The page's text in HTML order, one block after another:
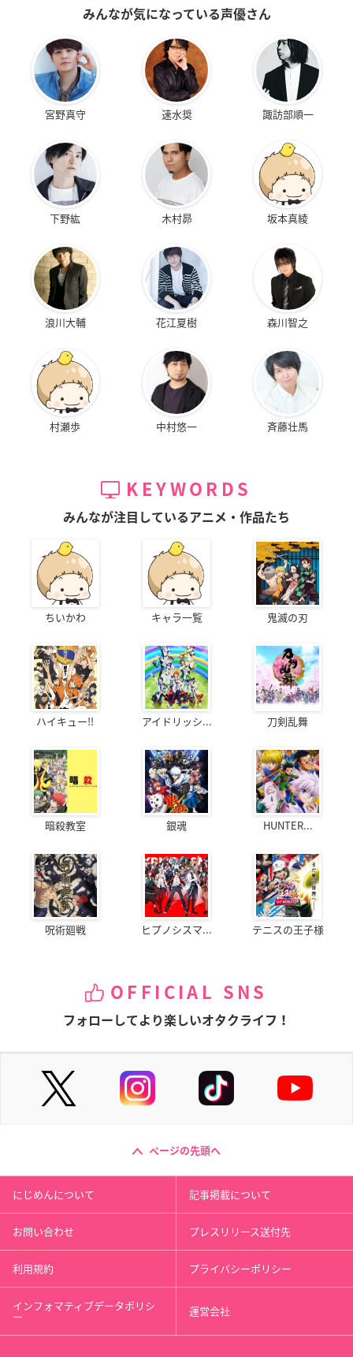
みんなが気になっている声優さん
宮野真守 速水奨 諏訪部順一
下野紘 木村昴 坂本真綾
浪川大輔 花江夏樹 森川智之
村瀬歩 中村悠一 斉藤壮馬
KEYWORDS
みんなが注目しているアニメ・作品たち
ちいかわ キャラ一覧 鬼滅の刃
ハイキュー!! アイドリッシ... 刀剣乱舞
暗殺教室 銀魂 HUNTER...
呪術廻戦 ヒプノシスマ... テニスの王子様
OFFICIAL SNS
フォローしてより楽しいオタクライフ！
ページの先頭へ
にじめんについて 記事掲載について
お問い合わせ プレスリリース送付先
利用規約 プライバシーポリシー
インフォマティブデータポリシ
ー 運営会社